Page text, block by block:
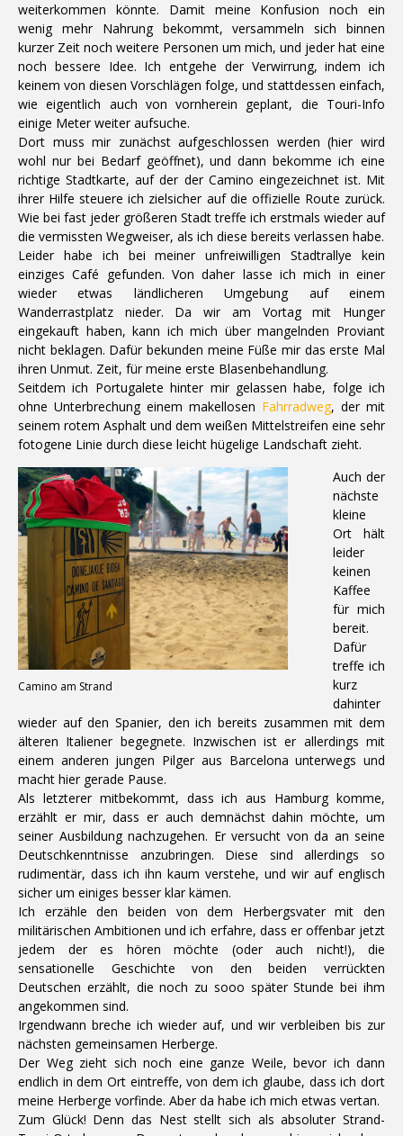
weiterkommen könnte. Damit meine Konfusion noch ein
wenig mehr Nahrung bekommt, versammeln sich binnen
kurzer Zeit noch weitere Personen um mich, und jeder hat eine
noch bessere Idee. Ich entgehe der Verwirrung, indem ich
keinem von diesen Vorschlägen folge, und stattdessen einfach,
wie eigentlich auch von vornherein geplant, die Touri-Info
einige Meter weiter aufsuche.
Dort muss mir zunächst aufgeschlossen werden (hier wird
wohl nur bei Bedarf geöffnet), und dann bekomme ich eine
richtige Stadtkarte, auf der der Camino eingezeichnet ist. Mit
ihrer Hilfe steuere ich zielsicher auf die offizielle Route zurück.
Wie bei fast jeder größeren Stadt treffe ich erstmals wieder auf
die vermissten Wegweiser, als ich diese bereits verlassen habe.
Leider habe ich bei meiner unfreiwilligen Stadtrallye kein
einziges Café gefunden. Von daher lasse ich mich in einer
wieder etwas ländlicheren Umgebung auf einem
Wanderrastplatz nieder. Da wir am Vortag mit Hunger
eingekauft haben, kann ich mich über mangelnden Proviant
nicht beklagen. Dafür bekunden meine Füße mir das erste Mal
ihren Unmut. Zeit, für meine erste Blasenbehandlung.
Seitdem ich Portugalete hinter mir gelassen habe, folge ich
ohne Unterbrechung einem makellosen Fahrradweg, der mit
seinem rotem Asphalt und dem weißen Mittelstreifen eine sehr
fotogene Linie durch diese leicht hügelige Landschaft zieht.
Camino am Strand
Auch der
nächste
kleine
Ort hält
leider
keinen
Kaffee
für mich
bereit.
Dafür
treffe ich
kurz
dahinter
wieder auf den Spanier, den ich bereits zusammen mit dem
älteren Italiener begegnete. Inzwischen ist er allerdings mit
einem anderen jungen Pilger aus Barcelona unterwegs und
macht hier gerade Pause.
Als letzterer mitbekommt, dass ich aus Hamburg komme,
erzählt er mir, dass er auch demnächst dahin möchte, um
seiner Ausbildung nachzugehen. Er versucht von da an seine
Deutschkenntnisse anzubringen. Diese sind allerdings so
rudimentär, dass ich ihn kaum verstehe, und wir auf englisch
sicher um einiges besser klar kämen.
Ich erzähle den beiden von dem Herbergsvater mit den
militärischen Ambitionen und ich erfahre, dass er offenbar jetzt
jedem der es hören möchte (oder auch nicht!), die
sensationelle Geschichte von den beiden verrückten
Deutschen erzählt, die noch zu sooo später Stunde bei ihm
angekommen sind.
Irgendwann breche ich wieder auf, und wir verbleiben bis zur
nächsten gemeinsamen Herberge.
Der Weg zieht sich noch eine ganze Weile, bevor ich dann
endlich in dem Ort eintreffe, von dem ich glaube, dass ich dort
meine Herberge vorfinde. Aber da habe ich mich etwas vertan.
Zum Glück! Denn das Nest stellt sich als absoluter Strand-